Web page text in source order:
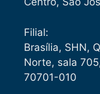
Filial:
Brasília, SHN,
Norte, sala
70701-010